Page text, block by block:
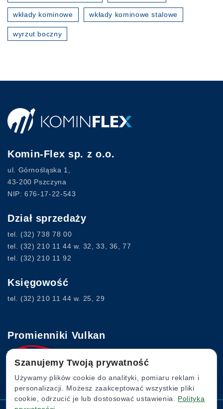
wkłady kominowe wkłady kominowe stalowe
wyrzut boczny
Komin-Flex sp. z o.o.
ul. Górnośląska 1,
43-200 Pszczyna
NIP: 676-17-22-543
Dział sprzedaży
tel. (32) 738 78 00
tel. (32) 210 11 44 w. 32, 33, 36, 77
tel. (32) 210 11 92
Księgowość
tel. (32) 210 11 44 w. 25, 29
Promienniki Vulkan
www.vulkan.com.pl
Szanujemy Twoją prywatność
Używamy plików cookie do analityki, pomiaru reklam i
personalizacji. Możesz zaakceptować wszystkie pliki
cookie, odrzucić je lub dostosować ustawienia. Polityka